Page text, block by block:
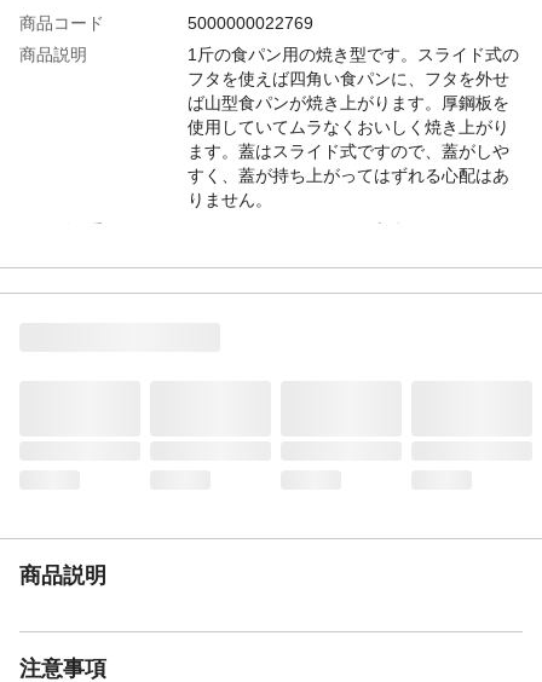
商品コード
5000000022769
商品説明
1斤の食パン用の焼き型です。スライド式の
フタを使えば四角い食パンに、フタを外せ
ば山型食パンが焼き上がります。厚鋼板を
使用していてムラなくおいしく焼き上がり
ます。蓋はスライド式ですので、蓋がしや
すく、蓋が持ち上がってはずれる心配はあ
りません。
商品説明
注意事項